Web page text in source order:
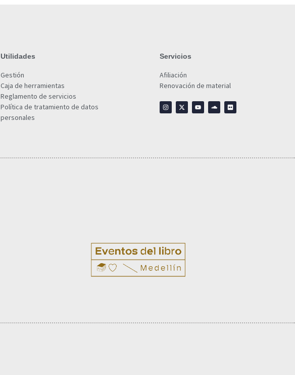
Utilidades
Gestión
Caja de herramientas
Reglamento de servicios
Política de tratamiento de datos
personales
Servicios
Afiliación
Renovación de material